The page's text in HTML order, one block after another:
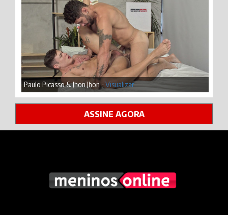
Paulo Picasso & Jhon Jhon -Visualizar
ASSINE AGORA